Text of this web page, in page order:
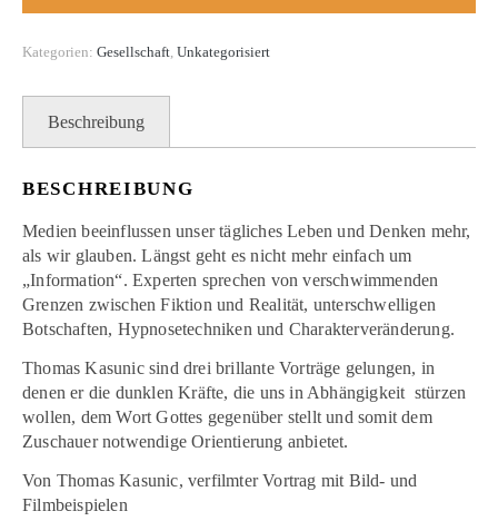
Kategorien: Gesellschaft, Unkategorisiert
Beschreibung
BESCHREIBUNG
Medien beeinflussen unser tägliches Leben und Denken mehr,
als wir glauben. Längst geht es nicht mehr einfach um
„Information“. Experten sprechen von verschwimmenden
Grenzen zwischen Fiktion und Realität, unterschwelligen
Botschaften, Hypnosetechniken und Charakterveränderung.
Thomas Kasunic sind drei brillante Vorträge gelungen, in
denen er die dunklen Kräfte, die uns in Abhängigkeit stürzen
wollen, dem Wort Gottes gegenüber stellt und somit dem
Zuschauer notwendige Orientierung anbietet.
Von Thomas Kasunic, verfilmter Vortrag mit Bild- und
Filmbeispielen